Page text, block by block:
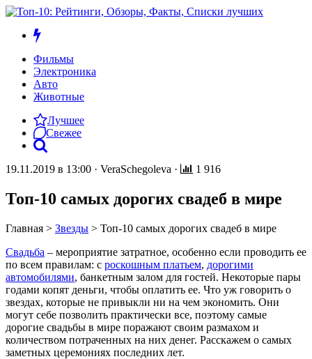
Фильмы
Электроника
Авто
Животные
Лучшее
Свежее
19.11.2019 в 13:00 · VeraSchegoleva · 1 916
Топ-10 самых дорогих свадеб в мире
Главная > Звезды > Топ-10 самых дорогих свадеб в мире
Свадьба – мероприятие затратное, особенно если проводить ее
по всем правилам: с роскошным платьем, дорогими
автомобилями, банкетным залом для гостей. Некоторые пары
годами копят деньги, чтобы оплатить ее. Что уж говорить о
звездах, которые не привыкли ни на чем экономить. Они
могут себе позволить практически все, поэтому самые
дорогие свадьбы в мире поражают своим размахом и
количеством потраченных на них денег. Расскажем о самых
заметных церемониях последних лет.